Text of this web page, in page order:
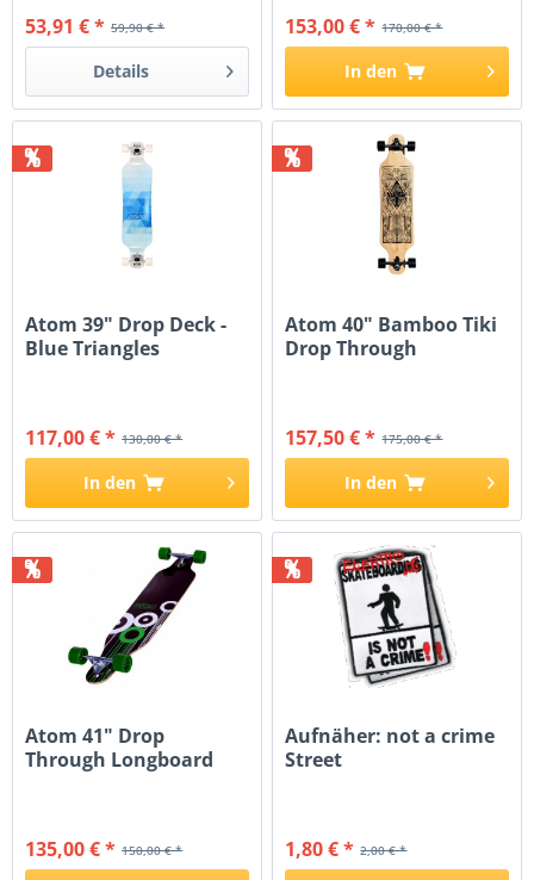
59,90 € *
53,91 € *
Details
170,00 € *
153,00 € *
In den
%
Atom 39" Drop Deck -
Blue Triangles
130,00 € *
117,00 € *
In den
%
Atom 40" Bamboo Tiki
Drop Through
175,00 € *
157,50 € *
In den
%
Atom 41" Drop
Through Longboard
150,00 € *
135,00 € *
%
Aufnäher: not a crime
Street
2,00 € *
1,80 € *